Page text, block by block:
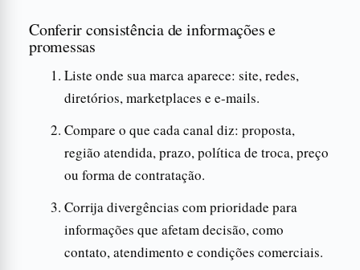
Conferir consistência de informações e
promessas
Liste onde sua marca aparece: site, redes,
diretórios, marketplaces e e-mails.
Compare o que cada canal diz: proposta,
região atendida, prazo, política de troca, preço
ou forma de contratação.
Corrija divergências com prioridade para
informações que afetam decisão, como
contato, atendimento e condições comerciais.